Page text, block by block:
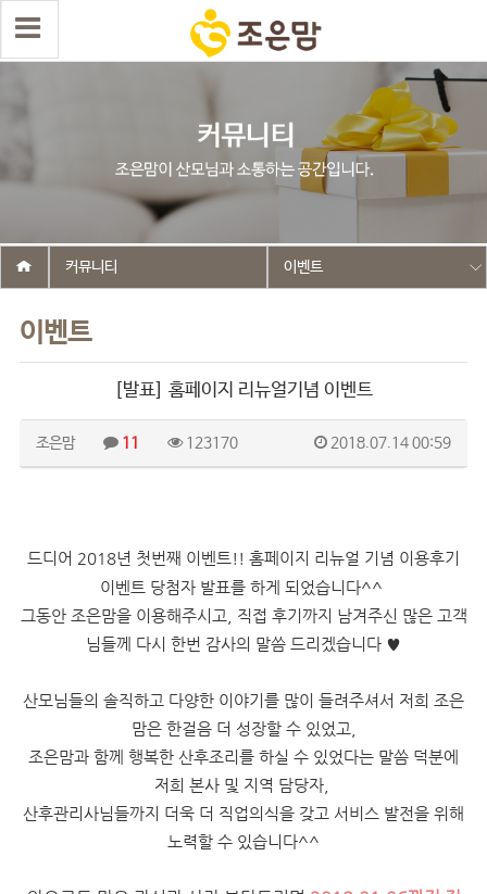
이벤트
커뮤니티 이벤트
[발표] 홈페이지 리뉴얼기념 이벤트
조은맘 11 123170 2018.07.14 00:59
드디어 2018년 첫번째 이벤트!! 홈페이지 리뉴얼 기념 이용후기
이벤트 당첨자 발표를 하게 되었습니다^^
그동안 조은맘을 이용해주시고, 직접 후기까지 남겨주신 많은 고객
님들께 다시 한번 감사의 말씀 드리겠습니다 ♥
산모님들의 솔직하고 다양한 이야기를 많이 들려주셔서 저희 조은
맘은 한걸음 더 성장할 수 있었고,
조은맘과 함께 행복한 산후조리를 하실 수 있었다는 말씀 덕분에
저희 본사 및 지역 담당자,
산후관리사님들까지 더욱 더 직업의식을 갖고 서비스 발전을 위해
노력할 수 있습니다^^